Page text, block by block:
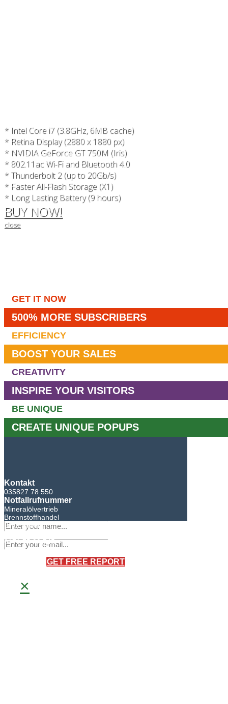
* Intel Core i7 (3.8GHz, 6MB cache)
* Retina Display (2880 x 1880 px)
* NVIDIA GeForce GT 750M (Iris)
* 802.11ac Wi-Fi and Bluetooth 4.0
* Thunderbolt 2 (up to 20Gb/s)
* Faster All-Flash Storage (X1)
* Long Lasting Battery (9 hours)
BUY NOW!
close
GET IT NOW
500% MORE SUBSCRIBERS
EFFICIENCY
BOOST YOUR SALES
CREATIVITY
INSPIRE YOUR VISITORS
BE UNIQUE
CREATE UNIQUE POPUPS
GET FREE REPORT
×
Kontakt
035827 78 550
Notfallrufnummer
Mineralölvertrieb
Brennstoffhandel
BHG Laden
Sandro Bretschneider
0171 75 90 745
×